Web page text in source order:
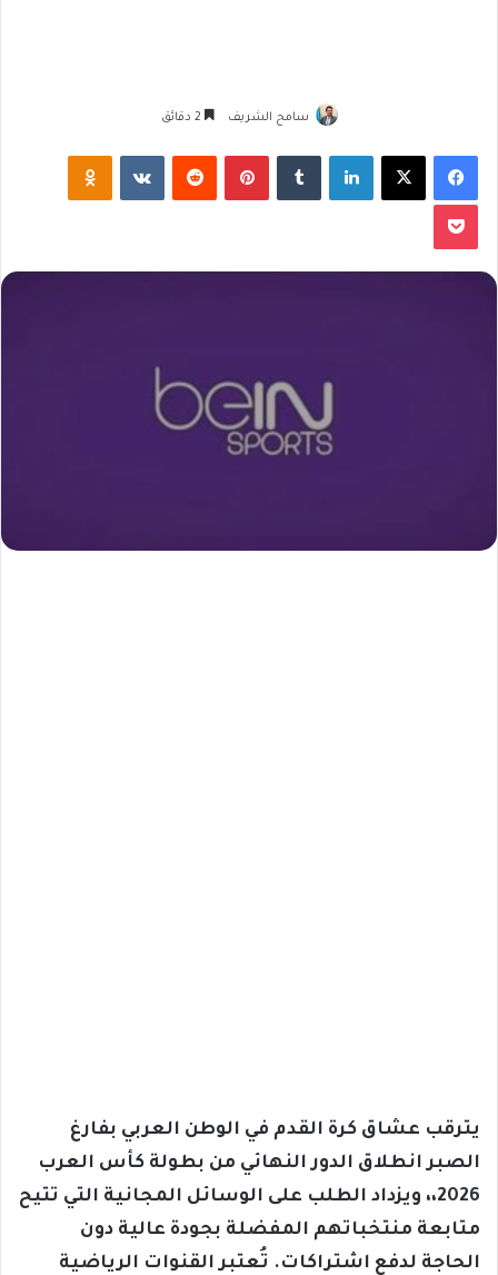
سامح الشريف
فيسبوك لينكدإن بينتيريست
يترقب عشاق كرة القدم في الوطن العربي بفارغ
الصبر انطلاق الدور النهائي من بطولة كأس العرب
2026،، ويزداد الطلب على الوسائل المجانية التي تتيح
متابعة منتخباتهم المفضلة بجودة عالية دون
الحاجة لدفع اشتراكات. تُعتبر القنوات الرياضية